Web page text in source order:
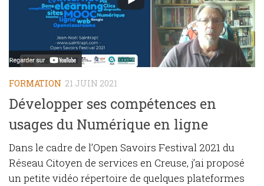
FORMATION 21 JUIN 2021
Développer ses compétences en
usages du Numérique en ligne
Dans le cadre de l’Open Savoirs Festival 2021 du
Réseau Citoyen de services en Creuse, j’ai proposé
un petite vidéo répertoire de quelques plateformes